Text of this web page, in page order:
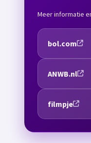
Meer informatie
bol.com
ANWB.nl
filmpje